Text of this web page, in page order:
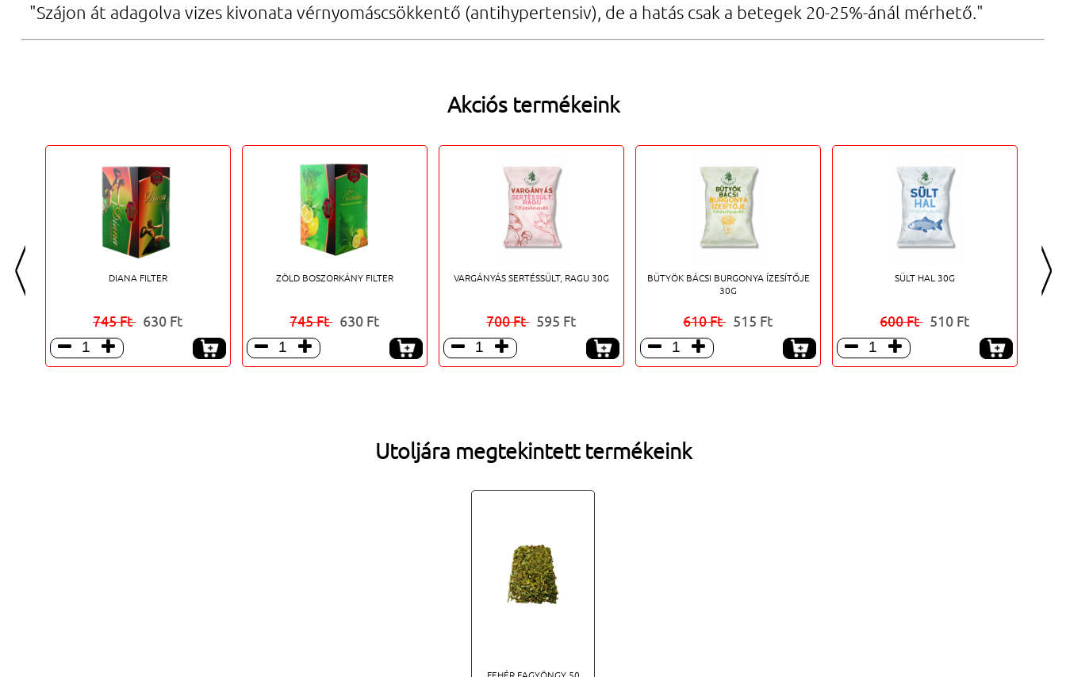
"Szájon át adagolva vizes kivonata vérnyomáscsökkentő (antihypertensiv), de a hatás csak a betegek 20-25%-ánál mérhető."
Akciós termékeink
< DIANA FILTER
745 Ft 630 Ft
 
ZÖLD BOSZORKÁNY FILTER
745 Ft 630 Ft
 
VARGÁNYÁS SERTÉSSÜLT, RAGU 30G
700 Ft 595 Ft
 
BÜTYÖK BÁCSI BURGONYA ÍZESÍTŐJE
30G
610 Ft 515 Ft
 
SÜLT HAL 30G
600 Ft 510 Ft
 
>
Utoljára megtekintett termékeink